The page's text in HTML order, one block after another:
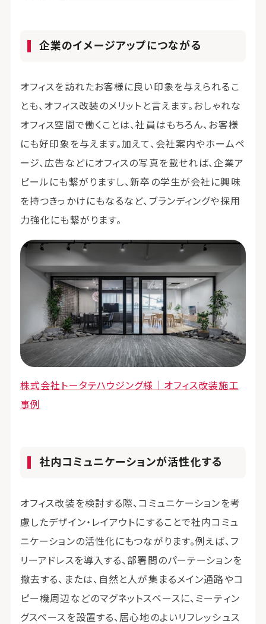
企業のイメージアップにつながる
オフィスを訪れたお客様に良い印象を与えられるこ
とも、オフィス改装のメリットと言えます。おしゃれな
オフィス空間で働くことは、社員はもちろん、お客様
にも好印象を与えます。加えて、会社案内やホームペ
ージ、広告などにオフィスの写真を載せれば、企業ア
ピールにも繋がりますし、新卒の学生が会社に興味
を持つきっかけにもなるなど、ブランディングや採用
力強化にも繋がります。
株式会社トータテハウジング様｜オフィス改装施工
事例
社内コミュニケーションが活性化する
オフィス改装を検討する際、コミュニケーションを考
慮したデザイン・レイアウトにすることで社内コミュ
ニケーションの活性化にもつながります。例えば、フ
リーアドレスを導入する、部署間のパーテーションを
撤去する、または、自然と人が集まるメイン通路やコ
ピー機周辺などのマグネットスペースに、ミーティン
グスペースを設置する、居心地のよいリフレッシュス